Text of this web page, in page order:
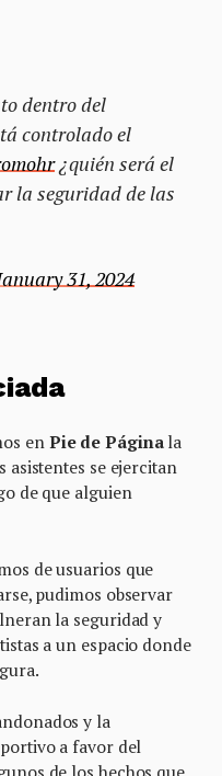
dentro del
controlado el
¿quién será el
la seguridad de las
31, 2024
en Pie de Páginala
asistentes se ejercitan
de que alguien
de usuarios que
pudimos observar
la seguridad y
a un espacio donde
y la
a favor del
de los hechos que